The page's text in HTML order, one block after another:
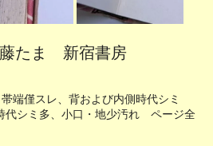
たま 新宿書房
僅スレ、背および内側時代シミ
シミ多、小口・地少汚れ ページ全